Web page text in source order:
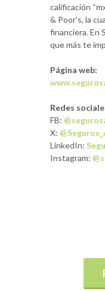
calificación
& Poor’s, la
financiera. En
que más te
Página web:
Redes
FB:
X:
LinkedIn:
Instagram: